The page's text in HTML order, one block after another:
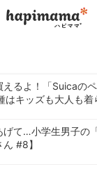
えるよ！「Suicaの
はキッズも大人も
げて…小学生男子の
ん #8】